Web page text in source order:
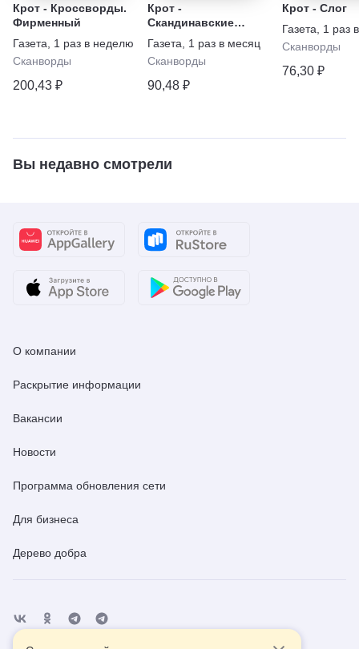
Крот - Кроссворды.
Фирменный
Газета
1 раз в неделю
Сканворды
200,43 ₽
Крот -
Скандинавские
кроссворды.
Спецвыпуск
Газета
1 раз в месяц
Сканворды
90,48 ₽
Крот - Слог
Газета
1 раз
Сканворды
76,30 ₽
Вы недавно смотрели
О компании
Раскрытие информации
Вакансии
Новости
Программа обновления сети
Для бизнеса
Дерево добра